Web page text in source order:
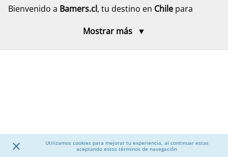
Utilizamos cookies para mejorar tu experiencia, al continuar estas
aceptando estos términos de navegación
Bienvenido a Bamers.cl, tu destino en Chile para
toda la familia. Aquí encontrarás modelos pensados
Calzado para Mujer
Descubre una amplia selección decalzado para mujer
Mostrar más